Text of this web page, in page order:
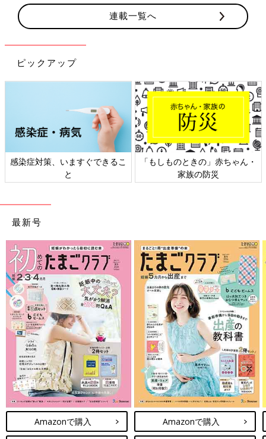
その後もいたずらにぷりぷり怒ってみせたら、なでなで…と優し
く頭をなでてくれたほぺちゃん…。
愛息子に頭をなでられて嬉しくないわけがありません。
今注意してるんやぞ！ だまされへんぞ！ …と思う気持ちと裏腹
連載一覧へ
ピックアップ
感染症対策、いますぐできるこ
と
「もしものときの」赤ちゃん・
家族の防災
最新号
Amazonで購入 Amazonで購入